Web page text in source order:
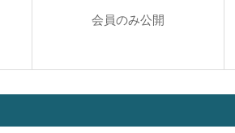
会員のみ公開